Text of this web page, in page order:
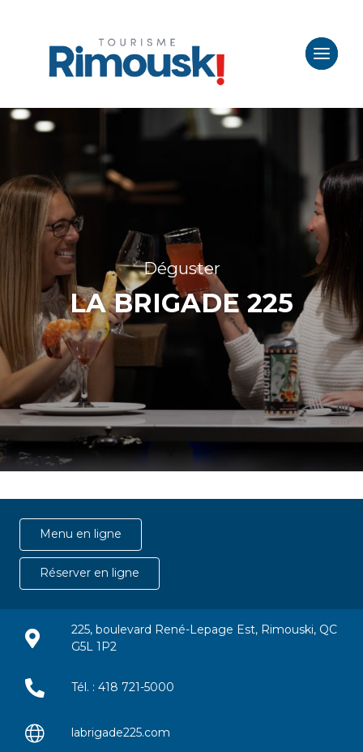
Déguster
LA BRIGADE 225
Menu en ligne
Réserver en ligne
225, boulevard René-Lepage Est, Rimouski, QC
G5L 1P2
Tél. : 418 721-5000
labrigade225.com